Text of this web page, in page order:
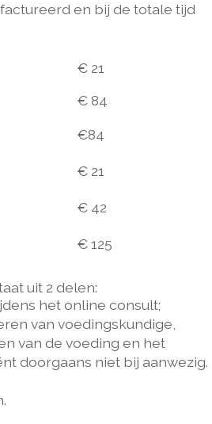
en bij de totale tijd
€ 21
€ 84
€84
€ 21
€ 42
€ 125
uit 2 delen:
het online consult;
van voedingskundige,
van de voeding en het
doorgaans niet bij aanwezig.